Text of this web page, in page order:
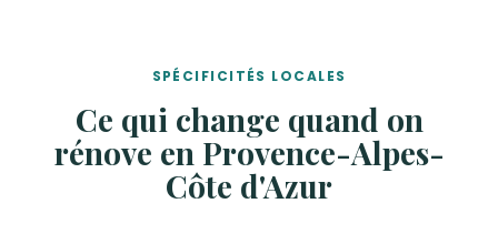
SPÉCIFICITÉS LOCALES
Ce qui change quand on
rénove en Provence-Alpes-
Côte d'Azur